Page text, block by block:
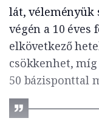
lát, véleményük
végén a 10
elkövetkező
csökkenhet,
50 bázisponttal